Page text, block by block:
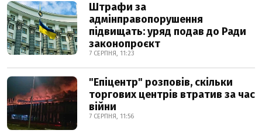
Штрафи за
адмінправопорушення
підвищать: уряд подав до Ради
законопроєкт
7 СЕРПНЯ, 11:23
"Епіцентр" розповів, скільки
торгових центрів втратив за час
війни
7 СЕРПНЯ, 11:56